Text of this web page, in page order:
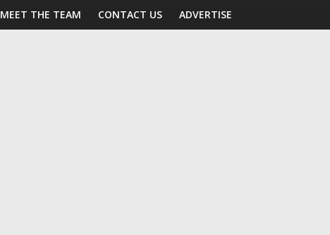
MEET THE TEAM CONTACT US ADVERTISE